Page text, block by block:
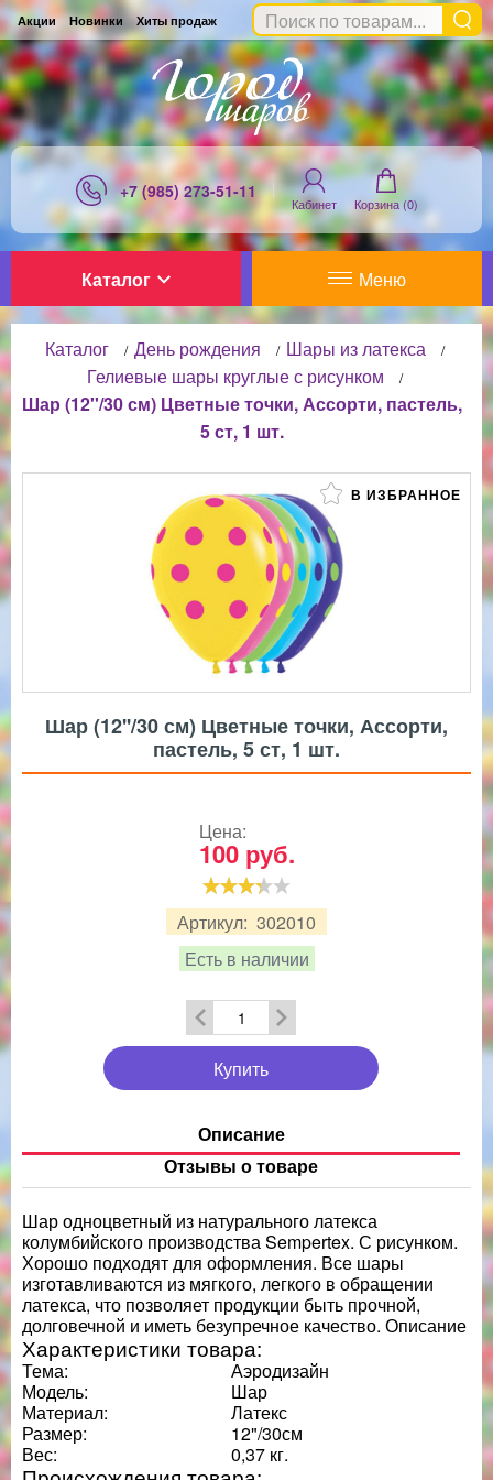
Акции Новинки Хиты продаж
+7 (985) 273-51-11
Кабинет Корзина (0)
Каталог Меню
Каталог / День рождения / Шары из латекса /
Гелиевые шары круглые с рисунком /
Шар (12''/30 см) Цветные точки, Ассорти, пастель,
5 ст, 1 шт.
В ИЗБРАННОЕ
Шар (12''/30 см) Цветные точки, Ассорти,
пастель, 5 ст, 1 шт.
Артикул: 302010
Есть в наличии
Цена:
100 руб.
Купить
Описание
Отзывы о товаре
Шар одноцветный из натурального латекса
колумбийского производства Sempertex. С рисунком.
Хорошо подходят для оформления. Все шары
изготавливаются из мягкого, легкого в обращении
латекса, что позволяет продукции быть прочной,
долговечной и иметь безупречное качество. Описание
Характеристики товара:
Тема:
Аэродизайн
Модель:
Шар
Материал:
Латекс
Размер:
12"/30см
Вес:
0,37 кг.